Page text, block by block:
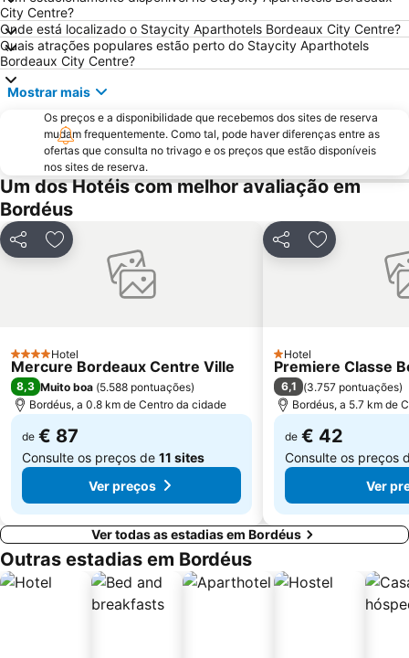
Bois de Bordeaux
Zoo de Bordeaux-Pessac
Ópera Nacional de Bordeaux
Maison du Vin de Saint-Emilion
Bassin d'Arcachon
City Centre?
Onde está localizado o Staycity Aparthotels Bordeaux City Centre?
Quais atrações populares estão perto do Staycity Aparthotels
Bordeaux City Centre?
Mostrar mais
Os preços e a disponibilidade que recebemos dos sites de reserva
mudam frequentemente. Como tal, pode haver diferenças entre as
ofertas que consulta no trivago e os preços que estão disponíveis
nos sites de reserva.
Um dos Hotéis com melhor avaliação em
Bordéus
PartilharAdicionar aos favoritos
4 Estrelas
Hotel
Mercure Bordeaux Centre Ville
8,3 Muito boa (5.588 pontuações)
Bordéus, a 0.8 km de Centro da cidade
de € 87
Consulte os preços de 11 sites
Ver preços
PartilharAdicionar
1 Estrelas
Hotel
Premiere Classe
6,1 (3.757 pontuações)
Bordéus, a 5.7 km de
de € 42
Consulte os preços
Ver
Ver todas as estadias em Bordéus
Outras estadias em Bordéus